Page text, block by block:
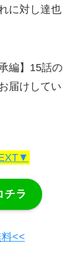
に対し達也
編】15話の
届けしてい
チラ
<<